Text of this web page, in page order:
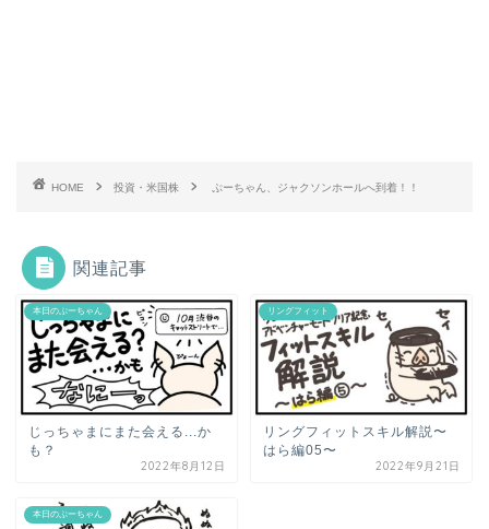
HOME 投資・米国株 ぷーちゃん、ジャクソンホールへ到着！！
関連記事
本日のぷーちゃん
じっちゃまにまた会える...か
も？
2022年8月12日
リングフィット
リングフィットスキル解説〜
はら編05〜
2022年9月21日
本日のぷーちゃん